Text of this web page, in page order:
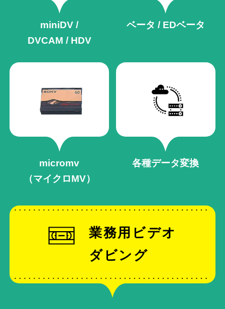
miniDV /
DVCAM / HDV
ベータ / EDベータ
micromv
（マイクロMV）
各種データ変換
業務用ビデオ
ダビング